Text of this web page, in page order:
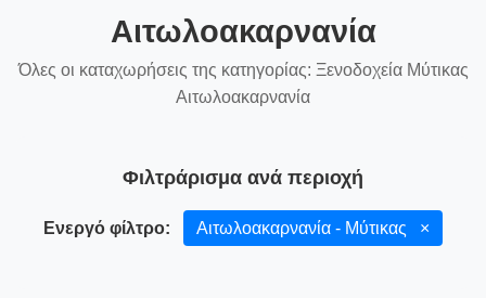
Αιτωλοακαρνανία
Όλες οι καταχωρήσεις της κατηγορίας: Ξενοδοχεία Μύτικας
Αιτωλοακαρνανία
Φιλτράρισμα ανά περιοχή
Ενεργό φίλτρο: Αιτωλοακαρνανία - Μύτικας ×